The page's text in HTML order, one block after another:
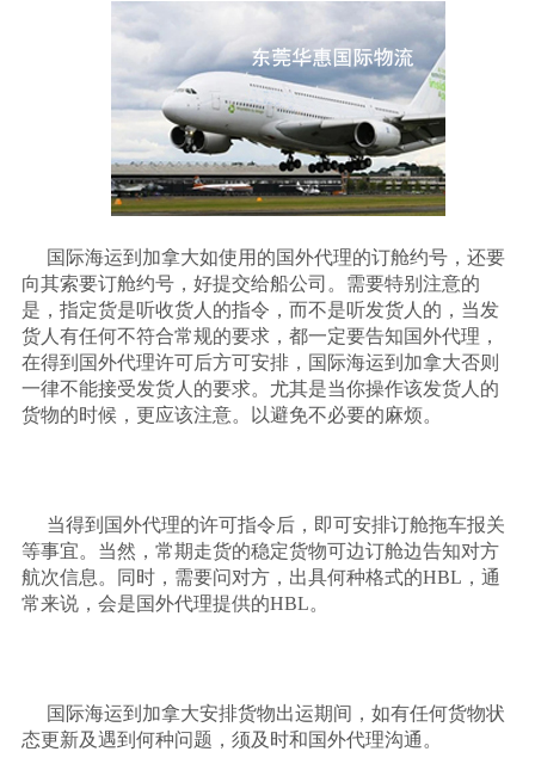
国际海运到加拿大如使用的国外代理的订舱约号，还要
向其索要订舱约号，好提交给船公司。需要特别注意的
是，指定货是听收货人的指令，而不是听发货人的，当发
货人有任何不符合常规的要求，都一定要告知国外代理，
在得到国外代理许可后方可安排，国际海运到加拿大否则
一律不能接受发货人的要求。尤其是当你操作该发货人的
货物的时候，更应该注意。以避免不必要的麻烦。
当得到国外代理的许可指令后，即可安排订舱拖车报关
等事宜。当然，常期走货的稳定货物可边订舱边告知对方
航次信息。同时，需要问对方，出具何种格式的HBL，通
常来说，会是国外代理提供的HBL。
国际海运到加拿大安排货物出运期间，如有任何货物状
态更新及遇到何种问题，须及时和国外代理沟通。